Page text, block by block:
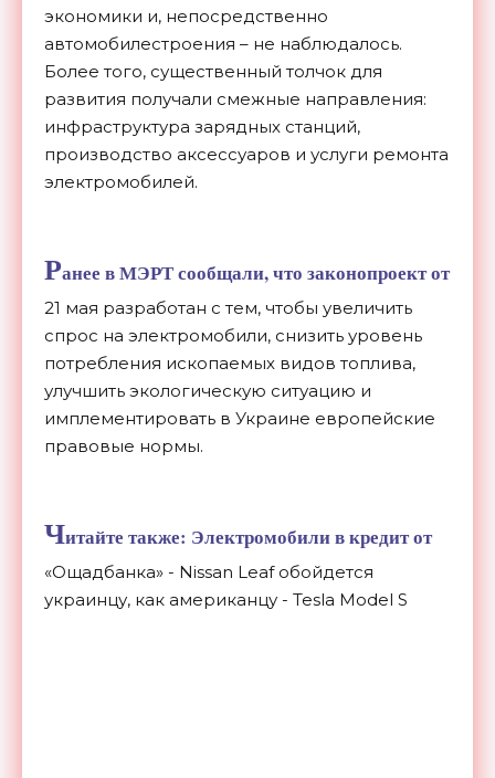
экономики и, непосредственно
автомобилестроения – не наблюдалось.
Более того, существенный толчок для
развития получали смежные направления:
инфраструктура зарядных станций,
производство аксессуаров и услуги ремонта
электромобилей.
Ранее в МЭРТ сообщали, что законопроект от
21 мая разработан с тем, чтобы увеличить
спрос на электромобили, снизить уровень
потребления ископаемых видов топлива,
улучшить экологическую ситуацию и
имплементировать в Украине европейские
правовые нормы.
Читайте также: Электромобили в кредит от
«Ощадбанка» - Nissan Leaf обойдется
украинцу, как американцу - Tesla Model S